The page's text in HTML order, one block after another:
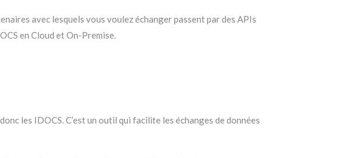
avec lesquels vous voulez échanger passent par des APIs
en Cloud et On-Premise.
les IDOCS. C’est un outil qui facilite les échanges de données